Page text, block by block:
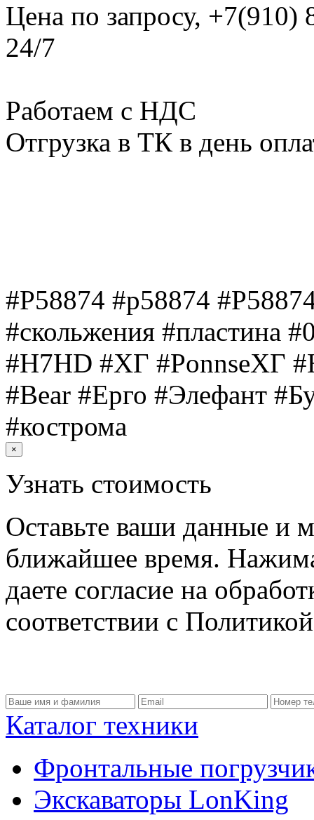
Цена по запросу, +7(910)
24/7
Работаем с НДС
Отгрузка в ТК в день
#Р58874 #р58874
#скольжения #пластина
#H7HD #ХГ #PonnseХГ
#Bear #Ерго #Элефант
#кострома
×
Узнать стоимость
Оставьте ваши данные и
ближайшее время.
даете согласие на
соответствии с
Каталог техники
Фронтальные
Экскаваторы LonKing